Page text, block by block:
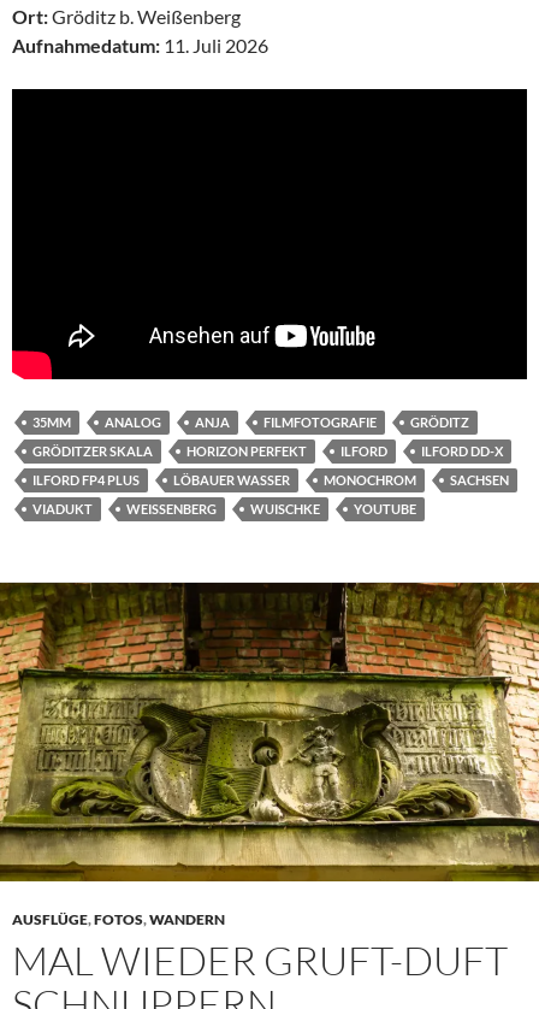
Ort:Gröditz b. Weißenberg
Aufnahmedatum: 11. Juli 2026
35MM ANALOG ANJA FILMFOTOGRAFIE
GRÖDITZ
GRÖDITZER SKALA
HORIZON PERFEKT ILFORD
ILFORD DD-X
ILFORD FP4 PLUS
LÖBAUER WASSER MONOCHROM
SACHSEN
VIADUKT
WEISSENBERG WUISCHKE YOUTUBE
AUSFLÜGE,FOTOS,WANDERN
MAL WIEDER GRUFT-DUFT